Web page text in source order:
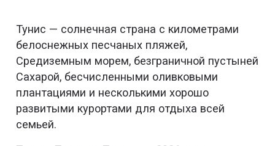
Тунис — солнечная страна с километрами
белоснежных песчаных пляжей,
Средиземным морем, безграничной пустыней
Сахарой, бесчисленными оливковыми
плантациями и несколькими хорошо
развитыми курортами для отдыха всей
семьей.